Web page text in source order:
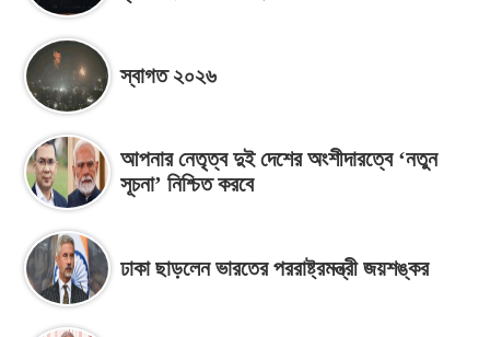
স্বাগত ২০২৬
আপনার নেতৃত্ব দুই দেশের অংশীদারত্বে ‘নতুন
সূচনা’ নিশ্চিত করবে
ঢাকা ছাড়লেন ভারতের পররাষ্ট্রমন্ত্রী জয়শঙ্কর